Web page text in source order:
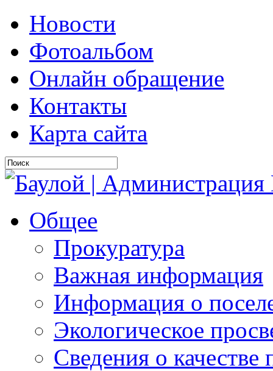
Новости
Фотоальбом
Онлайн обращение
Контакты
Карта сайта
Общее
Прокуратура
Важная информация
Информация о
Экологическое
Сведения о качестве